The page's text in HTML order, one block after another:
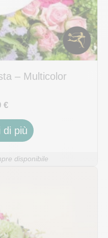
– Multicolor
€
di più
disponibile